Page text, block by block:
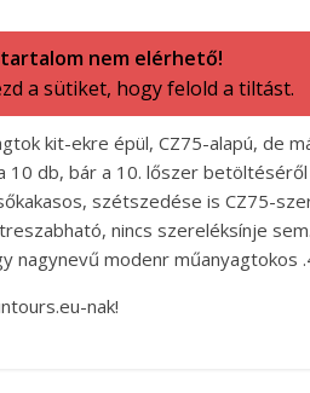
nem elérhető!
a sütiket, hogy felold a tiltást.
kit-ekre épül, CZ75-alapú, de
db, bár a 10. lőszer betöltéséről
szétszedése is CZ75-
nincs szereléksínje
nagynevű modenr műanyagtokos
nak!